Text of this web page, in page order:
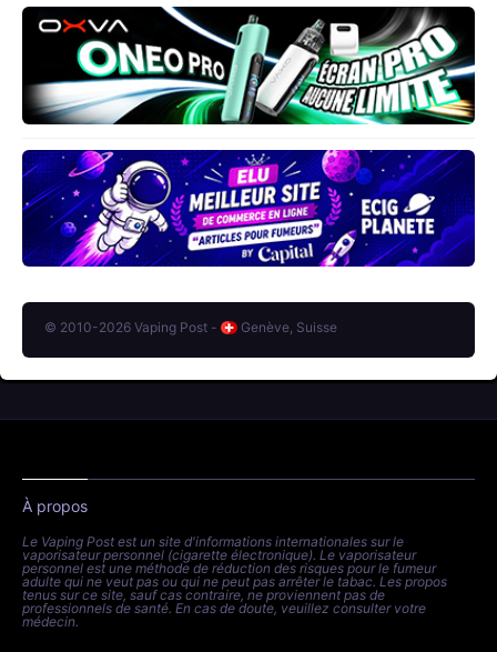
© 2010-2026 Vaping Post - Genève, Suisse
À propos
Le Vaping Post est un site d'informations internationales sur le
vaporisateur personnel (cigarette électronique). Le vaporisateur
personnel est une méthode de réduction des risques pour le fumeur
adulte qui ne veut pas ou qui ne peut pas arrêter le tabac. Les propos
tenus sur ce site, sauf cas contraire, ne proviennent pas de
professionnels de santé. En cas de doute, veuillez consulter votre
médecin.